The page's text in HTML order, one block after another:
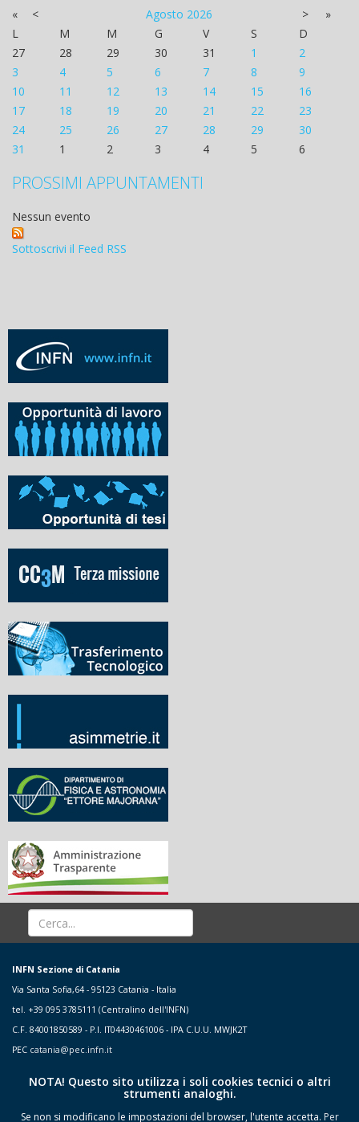
« < Agosto 2026 >
»
L
M M G V S
D
27
28 29 30 31 1
2
3
4 5 6 7 8
9
10
11 12 13 14 15
16
17
18 19 20 21 22
23
24
25 26 27 28 29
30
31
1 2 3 4 5 6
PROSSIMI APPUNTAMENTI
Nessun evento
Sottoscrivi il Feed RSS
INFN Sezione di Catania
Via Santa Sofia,64 - 95123 Catania - Italia
tel. +39 095 3785111 (Centralino dell'INFN)
C.F. 84001850589 - P.I. IT04430461006 - IPA C.U.U. MWJK2T
PEC catania@pec.infn.it
NOTA! Questo sito utilizza i soli cookies tecnici o altri
strumenti analoghi.
Se non si modificano le impostazioni del browser, l'utente accetta. Per